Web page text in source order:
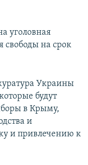
уголовная
свободы на срок
Украины
будут
в Крыму,
и
и привлечению к